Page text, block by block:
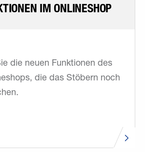
IM ONLINESHOP
die neuen Funktionen des
die das Stöbern noch